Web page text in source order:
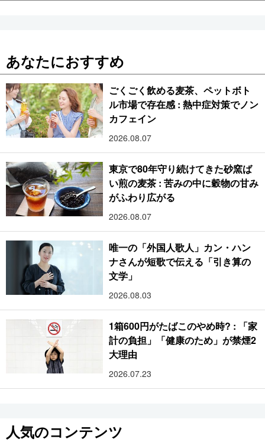
あなたにおすすめ
ごくごく飲める麦茶、ペットボト
ル市場で存在感 : 熱中症対策でノン
カフェイン
2026.08.07
東京で80年守り続けてきた砂窯ば
い煎の麦茶 : 苦みの中に穀物の甘み
がふわり広がる
2026.08.07
唯一の「外国人歌人」カン・ハン
ナさんが短歌で伝える「引き算の
文学」
2026.08.03
1箱600円がたばこのやめ時? : 「家
計の負担」「健康のため」が禁煙2
大理由
2026.07.23
人気のコンテンツ